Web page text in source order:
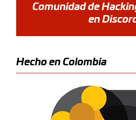
Comunidad de
en
Hecho en Colombia